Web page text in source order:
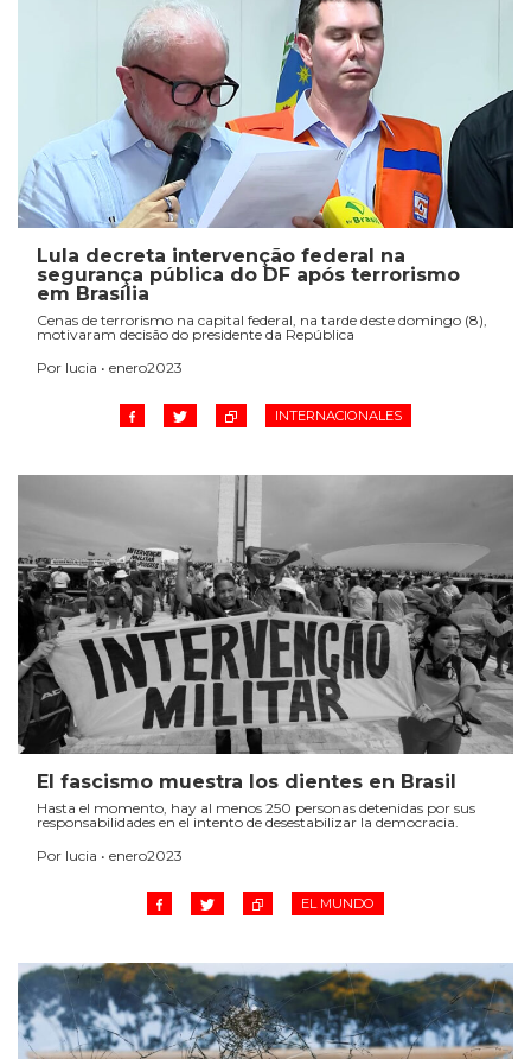
Lula decreta intervenção federal na
segurança pública do DF após terrorismo
em Brasília
Cenas de terrorismo na capital federal, na tarde deste domingo (8),
motivaram decisão do presidente da República
Por lucia • enero2023
INTERNACIONALES
El fascismo muestra los dientes en Brasil
Hasta el momento, hay al menos 250 personas detenidas por sus
responsabilidades en el intento de desestabilizar la democracia.
Por lucia • enero2023
EL MUNDO